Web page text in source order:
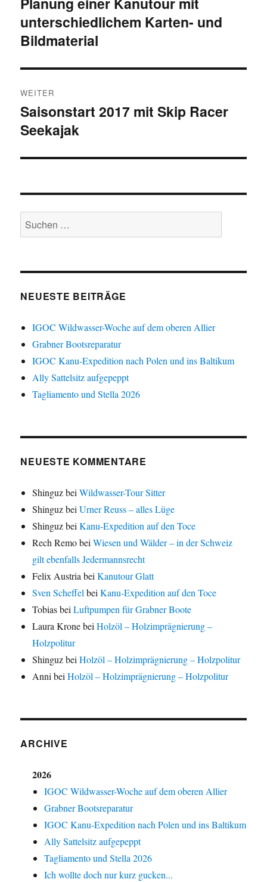
Vorheriger
Beitrag:
unterschiedlichem Karten- und
Bildmaterial
WEITER
Nächster
Beitrag:
Saisonstart 2017 mit Skip Racer
Seekajak
Suche
nach:
NEUESTE BEITRÄGE
IGOC Wildwasser-Woche auf dem oberen Allier
Grabner Bootsreparatur
IGOC Kanu-Expedition nach Polen und ins Baltikum
Ally Sattelsitz aufgepeppt
Tagliamento und Stella 2026
NEUESTE KOMMENTARE
ShinguzbeiWildwasser-Tour Sitter
ShinguzbeiUrner Reuss – alles Lüge
ShinguzbeiKanu-Expedition auf den Toce
Rech RemobeiWiesen und Wälder – in der Schweiz
gilt ebenfalls Jedermannsrecht
Felix Austria beiKanutour Glatt
Sven Scheffel beiKanu-Expedition auf den Toce
TobiasbeiLuftpumpen für Grabner Boote
Laura KronebeiHolzöl – Holzimprägnierung –
Holzpolitur
ShinguzbeiHolzöl – Holzimprägnierung – Holzpolitur
Anni beiHolzöl – Holzimprägnierung – Holzpolitur
ARCHIVE
2026
IGOC Wildwasser-Woche auf dem oberen Allier
Grabner Bootsreparatur
IGOC Kanu-Expedition nach Polen und ins Baltikum
Ally Sattelsitz aufgepeppt
Tagliamento und Stella 2026
Ich wollte doch nur kurz gucken...